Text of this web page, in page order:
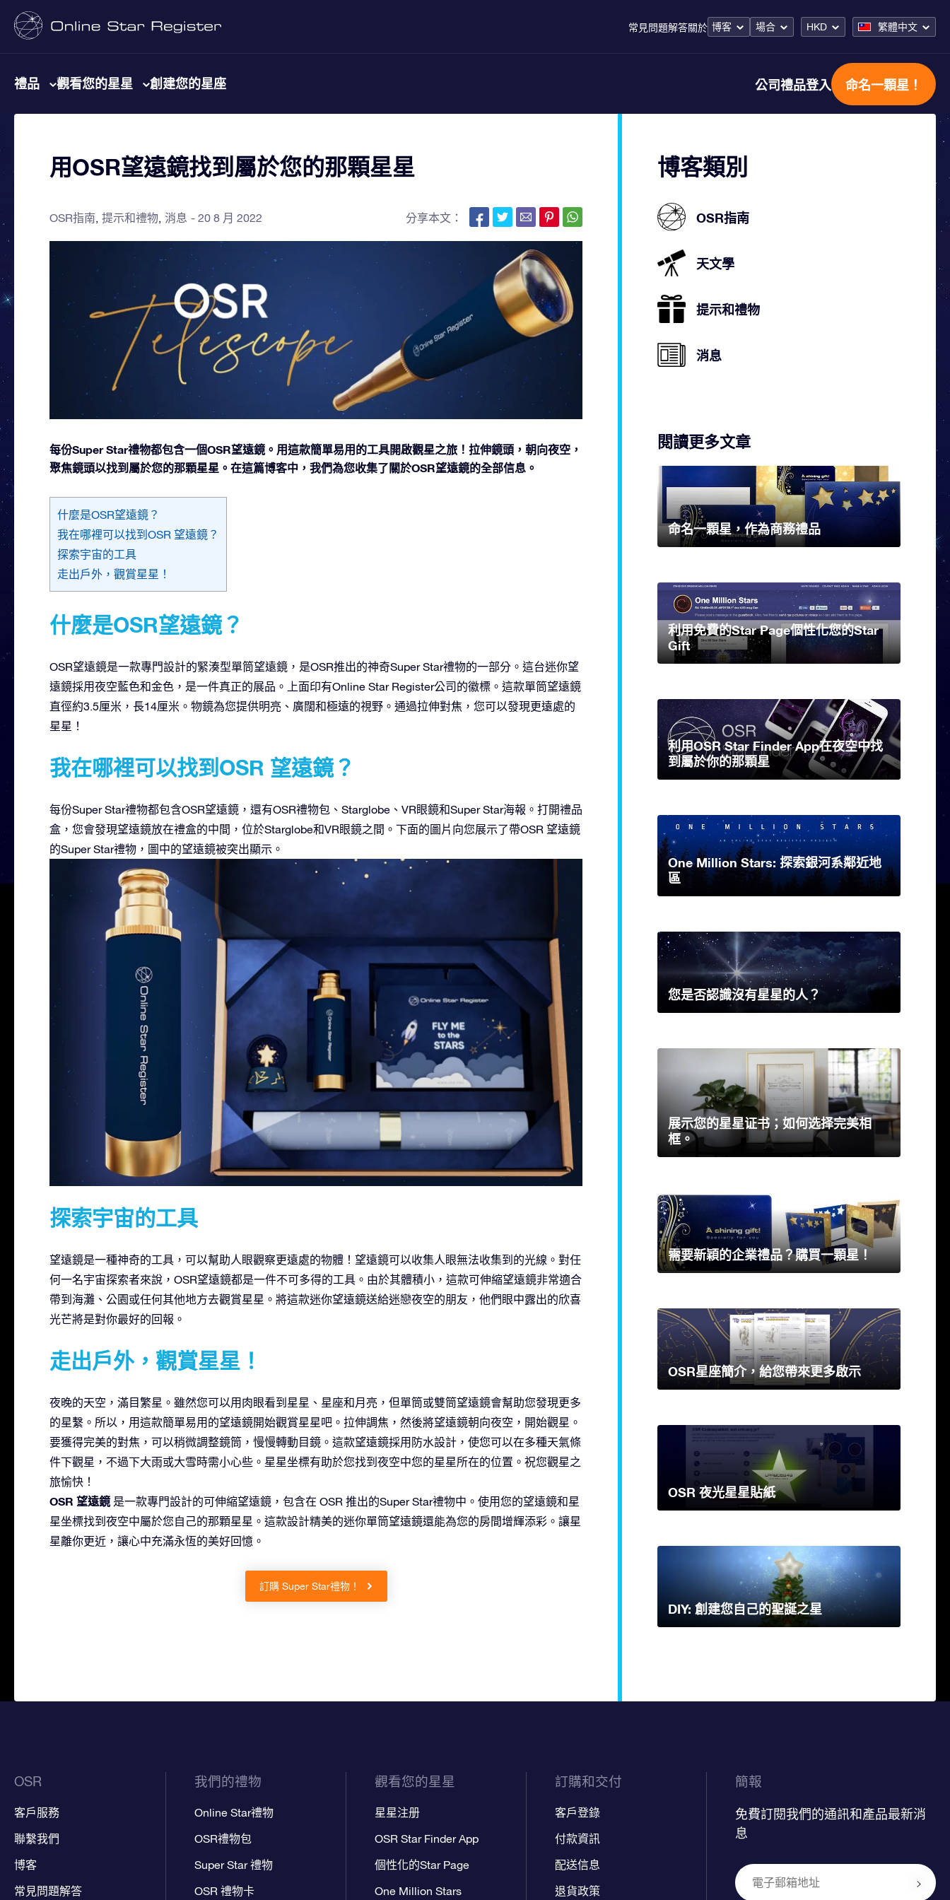
常見問題解答關於 博客 場合 HKD 繁體中文
禮品 觀看您的星星 創建您的星座 公司禮品登入 命名一顆星！
用OSR望遠鏡找到屬於您的那顆星星
OSR指南 提示和禮物 消息 20 8 月 2022 分享本文：
每份Super Star禮物都包含一個OSR望遠鏡。用這款簡單易用的工具開啟觀星之旅！拉伸鏡頭，朝向夜空，
聚焦鏡頭以找到屬於您的那顆星星。在這篇博客中，我們為您收集了關於OSR望遠鏡的全部信息。
什麼是OSR望遠鏡？
我在哪裡可以找到OSR 望遠鏡？
探索宇宙的工具
走出戶外，觀賞星星！
什麼是OSR望遠鏡？
OSR望遠鏡是一款專門設計的緊湊型單筒望遠鏡，是OSR推出的神奇Super Star禮物的一部分。這台迷你望
遠鏡採用夜空藍色和金色，是一件真正的展品。上面印有Online Star Register公司的徽標。這款單筒望遠鏡
直徑約3.5厘米，長14厘米。物鏡為您提供明亮、廣闊和極遠的視野。通過拉伸對焦，您可以發現更遠處的
星星！
我在哪裡可以找到OSR 望遠鏡？
每份Super Star禮物都包含OSR望遠鏡，還有OSR禮物包、Starglobe、VR眼鏡和Super Star海報。打開禮品
盒，您會發現望遠鏡放在禮盒的中間，位於Starglobe和VR眼鏡之間。下面的圖片向您展示了帶OSR 望遠鏡
的Super Star禮物，圖中的望遠鏡被突出顯示。
探索宇宙的工具
望遠鏡是一種神奇的工具，可以幫助人眼觀察更遠處的物體！望遠鏡可以收集人眼無法收集到的光線。對任
何一名宇宙探索者來說，OSR望遠鏡都是一件不可多得的工具。由於其體積小，這款可伸縮望遠鏡非常適合
帶到海灘、公園或任何其他地方去觀賞星星。將這款迷你望遠鏡送給迷戀夜空的朋友，他們眼中露出的欣喜
光芒將是對你最好的回報。
走出戶外，觀賞星星！
夜晚的天空，滿目繁星。雖然您可以用肉眼看到星星、星座和月亮，但單筒或雙筒望遠鏡會幫助您發現更多
的星繫。所以，用這款簡單易用的望遠鏡開始觀賞星星吧。拉伸調焦，然後將望遠鏡朝向夜空，開始觀星。
要獲得完美的對焦，可以稍微調整鏡筒，慢慢轉動目鏡。這款望遠鏡採用防水設計，使您可以在多種天氣條
件下觀星，不過下大雨或大雪時需小心些。星星坐標有助於您找到夜空中您的星星所在的位置。祝您觀星之
旅愉快！
OSR 望遠鏡 是一款專門設計的可伸縮望遠鏡，包含在 OSR 推出的Super Star禮物中。使用您的望遠鏡和星
星坐標找到夜空中屬於您自己的那顆星星。這款設計精美的迷你單筒望遠鏡還能為您的房間增輝添彩。讓星
星離你更近，讓心中充滿永恆的美好回憶。
訂購 Super Star禮物！
博客類別
OSR指南
天文學
提示和禮物
消息
閱讀更多文章
命名一顆星，作為商務禮品
利用免費的Star Page個性化您的Star
Gift
利用OSR Star Finder App在夜空中找
到屬於你的那顆星
One Million Stars: 探索銀河系鄰近地
區
您是否認識沒有星星的人？
展示您的星星证书；如何选择完美相
框。
需要新穎的企業禮品？購買一顆星！
OSR星座簡介，給您帶來更多啟示
OSR 夜光星星貼紙
DIY: 創建您自己的聖誕之星
OSR
客戶服務
聯繫我們
博客
常見問題解答
我們的禮物
Online Star禮物
OSR禮物包
Super Star 禮物
OSR 禮物卡
觀看您的星星
星星注册
OSR Star Finder App
個性化的Star Page
One Million Stars
訂購和交付
客戶登錄
付款資訊
配送信息
退貨政策
簡報
免費訂閱我們的通訊和產品最新消
息